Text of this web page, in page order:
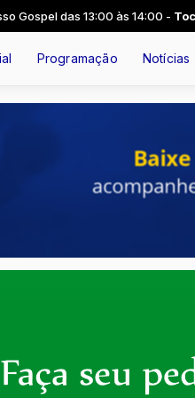
às 14:00 - Tocando agora:
Programação Notícias